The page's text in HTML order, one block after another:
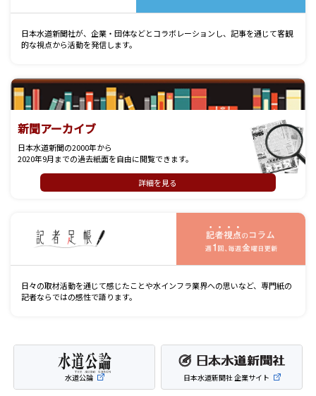
日本水道新聞社が、企業・団体などとコラボレーションし、記事を通じて客観
的な視点から活動を発信します。
新聞アーカイブ
日本水道新聞の2000年から
2020年9月までの過去紙面を自由に閲覧できます。
詳細を見る
日々の取材活動を通じて感じたことや水インフラ業界への思いなど、専門紙の
記者ならではの感性で語ります。
水道公論 日本水道新聞社 企業サイト